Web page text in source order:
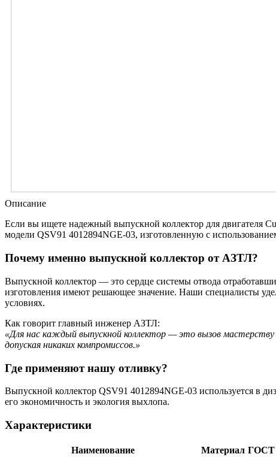
Описание
Если вы ищете надежный выпускной коллектор для двигателя
модели QSV91 4012894NGE-03, изготовленную с
Почему именно выпускной коллектор от АЗТЛ?
Выпускной коллектор — это сердце системы отвода
изготовления имеют решающее значение. Наши специалисты
условиях.
Как говорит главный инженер АЗТЛ:
«Для нас каждый выпускной коллектор — это вызов
допуская никаких компромиссов.»
Где применяют нашу отливку?
Выпускной коллектор QSV91 4012894NGE-03 используется в
его экономичность и экология выхлопа.
Характеристики
Наименование Материал ГОСТ